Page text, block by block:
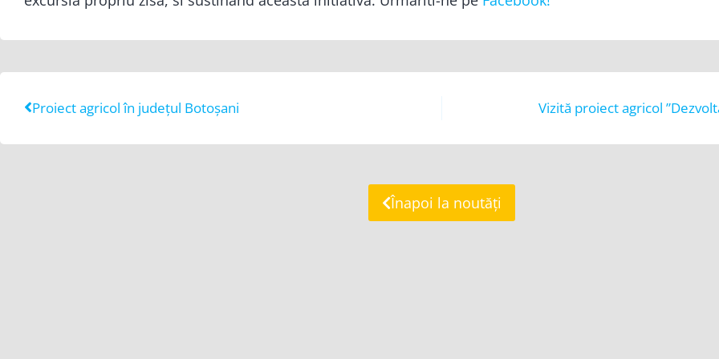
Proiect agricol în județul Botoșani Vizită proiect agricol
Înapoi la noutăți